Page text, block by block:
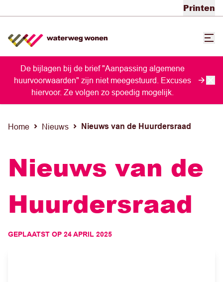
Printen
De bijlagen bij de brief "Aanpassing algemene
huurvoorwaarden" zijn niet meegestuurd. Excuses
hiervoor. Ze volgen zo spoedig mogelijk.
Home Nieuws Nieuws van de Huurdersraad
Nieuws van de
Huurdersraad
GEPLAATST OP 24 APRIL 2025